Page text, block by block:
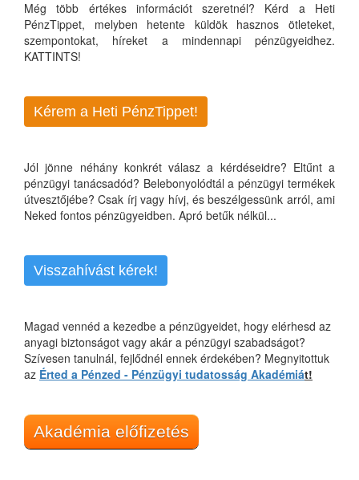
Még több értékes információt szeretnél? Kérd a Heti
PénzTippet, melyben hetente küldök hasznos ötleteket,
szempontokat, híreket a mindennapi pénzügyeidhez.
KATTINTS!
Kérem a Heti PénzTippet!
Jól jönne néhány konkrét válasz a kérdéseidre? Eltűnt a
pénzügyi tanácsadód? Belebonyolódtál a pénzügyi termékek
útvesztőjébe? Csak írj vagy hívj, és beszélgessünk arról, ami
Neked fontos pénzügyeidben. Apró betűk nélkül...
Visszahívást kérek!
Magad vennéd a kezedbe a pénzügyeidet, hogy elérhesd az
anyagi biztonságot vagy akár a pénzügyi szabadságot?
Szívesen tanulnál, fejlődnél ennek érdekében? Megnyitottuk
az Érted a Pénzed - Pénzügyi tudatosság Akadémiát!
Akadémia előfizetés